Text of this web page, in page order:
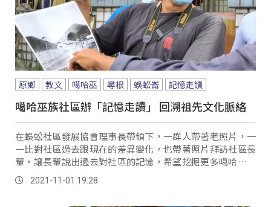
原鄉 教文 噶哈巫 尋根 蜈蚣崙 記憶走讀
噶哈巫族社區辦「記憶走讀」 回溯祖先文化脈絡
在蜈蚣社區發展協會理事長帶領下，一群人帶著老照片，一
一比對社區過去跟現在的差異變化，也帶著照片拜訪社區長
輩，讓長輩說出過去對社區的記憶，希望挖掘更多噶哈巫族
人，在地的文化歷史脈絡。
2021-11-01 19:28